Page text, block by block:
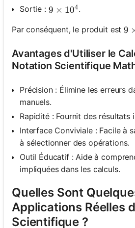
Sortie : 9 \times 10^4
9 × 104.
Par conséquent, le produit est9
9
Avantages d'Utiliser le
Notation Scientifique
Précision : Élimine les erreurs
manuels.
Rapidité : Fournit des résultats
Interface Conviviale : Facile à
à sélectionner des opérations.
Outil Éducatif : Aide à
impliquées dans les calculs.
Quelles Sont
Applications Réelles
Scientifique ?